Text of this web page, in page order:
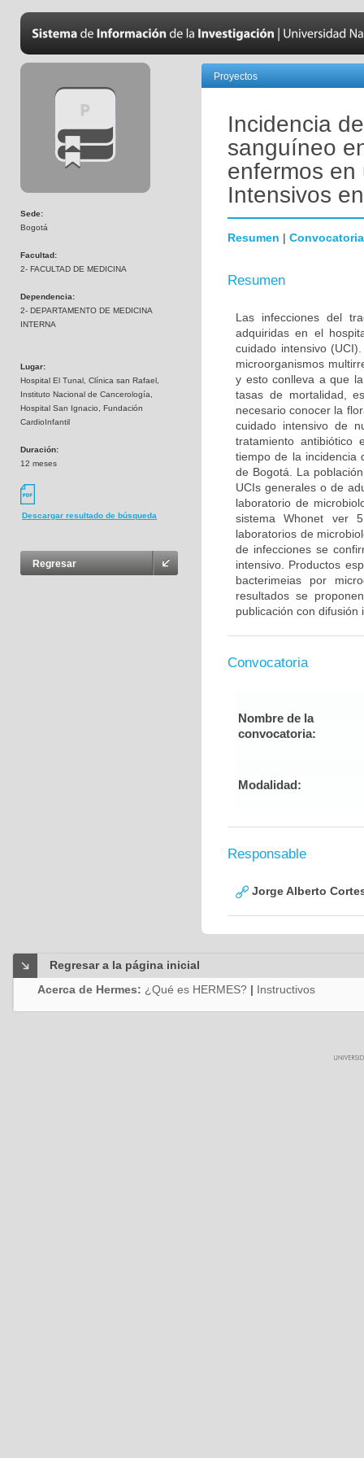
Sede:
Bogotá
Facultad:
2- FACULTAD DE MEDICINA
Dependencia:
2- DEPARTAMENTO DE MEDICINA
INTERNA
Lugar:
Hospital El Tunal, Clínica san Rafael,
Instituto Nacional de Cancerología,
Hospital San Ignacio, Fundación
CardioInfantil
Duración:
12 meses
Descargar resultado de búsqueda
Regresar
Proyectos
Incidencia
sanguíneo
enfermos
Intensivos
Resumen | Convocatoria
Resumen
Las infecciones del
adquiridas en el
cuidado intensivo
microorganismos
y esto conlleva a que
tasas de mortalidad,
necesario conocer la
cuidado intensivo de
tratamiento antibiótico
tiempo de la incidencia
de Bogotá. La
UCIs generales o de
laboratorio de
sistema Whonet ver
laboratorios de
de infecciones se
intensivo. Productos
bacterimeias por
resultados se
publicación con
Convocatoria
Nombre de la
convocatoria:
Modalidad:
Responsable
Jorge Alberto
Regresar a la página inicial
Acerca de Hermes: ¿Qué es HERMES? | Instructivos